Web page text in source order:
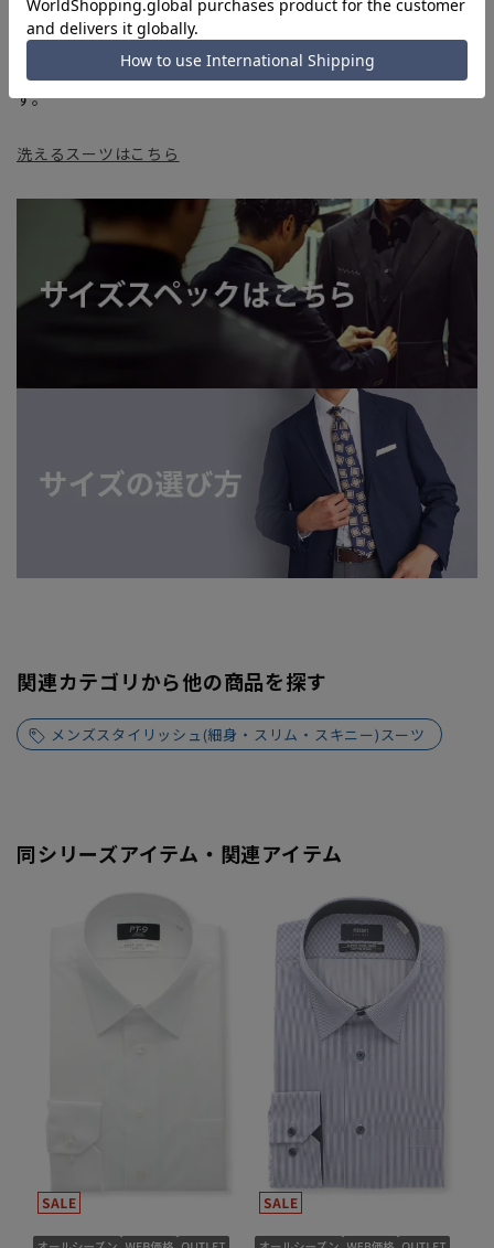
を完了できない場合がございます。予めご了承ください。
■お急ぎ発送のご注文につきましても、ご注文のタイミングに
よってはお急ぎ発送サービスを選択できない場合がございま
す。
洗えるスーツはこちら
関連カテゴリから他の商品を探す
メンズスタイリッシュ(細身・スリム・スキニー)スーツ
同シリーズアイテム・関連アイテム